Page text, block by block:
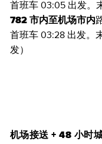
首班车 03:05 出发。
782 市内至机场市内
首班车 03:28 出发。
发）
机场接送 + 48 小时